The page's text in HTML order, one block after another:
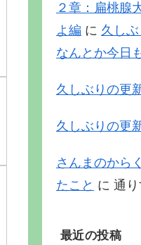
２章：扁桃腺
よ編 に 久し
なんとか今日
久しぶりの更
久しぶりの更
さんまのから
たこと に 通
最近の投稿